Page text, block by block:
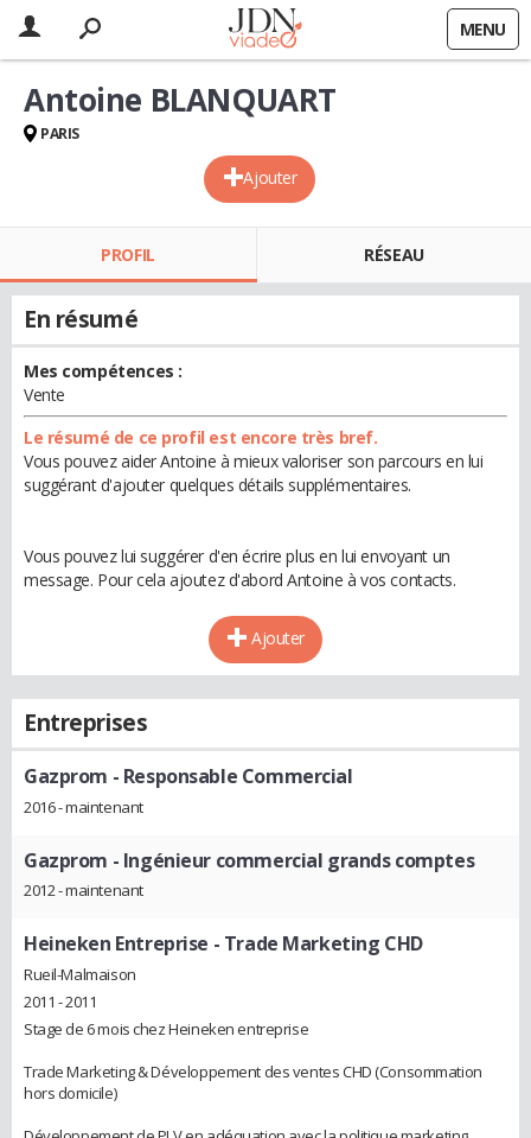
MENU
Ajouter
Antoine BLANQUART
PARIS
PROFIL RÉSEAU
En résumé
Mes compétences :
Vente
Le résumé de ce profil est encore très bref.
Vous pouvez aider Antoine à mieux valoriser son parcours en lui
suggérant d'ajouter quelques détails supplémentaires.
Vous pouvez lui suggérer d'en écrire plus en lui envoyant un
message. Pour cela ajoutez d'abord Antoine à vos contacts.
Ajouter
Entreprises
Gazprom - Responsable Commercial
2016 - maintenant
Gazprom - Ingénieur commercial grands comptes
2012 - maintenant
Heineken Entreprise - Trade Marketing CHD
Rueil-Malmaison
2011 - 2011
Stage de 6 mois chez Heineken entreprise
Trade Marketing & Développement des ventes CHD (Consommation
hors domicile)